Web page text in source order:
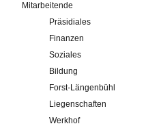
Mitarbeitende
Präsidiales
Finanzen
Soziales
Bildung
Forst-Längenbühl
Liegenschaften
Werkhof